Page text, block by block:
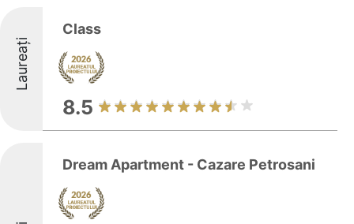
Laureați
Class
8.5
Dream Apartment - Cazare Petrosani